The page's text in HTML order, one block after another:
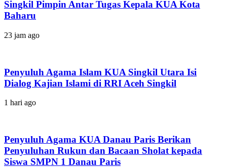
Singkil Pimpin Antar Tugas Kepala KUA Kota
Baharu
23 jam ago
Penyuluh Agama Islam KUA Singkil Utara Isi
Dialog Kajian Islami di RRI Aceh Singkil
1 hari ago
Penyuluh Agama KUA Danau Paris Berikan
Penyuluhan Rukun dan Bacaan Sholat kepada
Siswa SMPN 1 Danau Paris